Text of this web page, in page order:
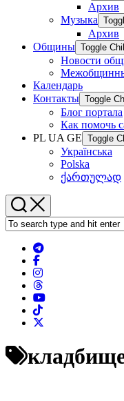
Архив
Музыка
Архив
Общины Toggle
Новости
Календарь
Контакты Toggle
Блог портала
Как помочь
PL UA GE Toggle
Українська
Polska
ქართულად